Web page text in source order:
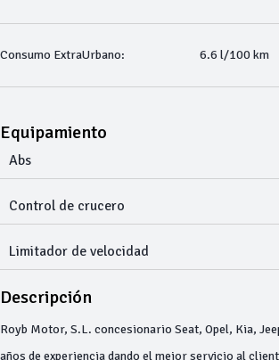
Consumo ExtraUrbano: 6.6 l/100 km
Equipamiento
Abs
Control de crucero
Limitador de velocidad
Descripción
Royb Motor, S.L. concesionario Seat, Opel, Kia,
años de experiencia dando el mejor servicio al